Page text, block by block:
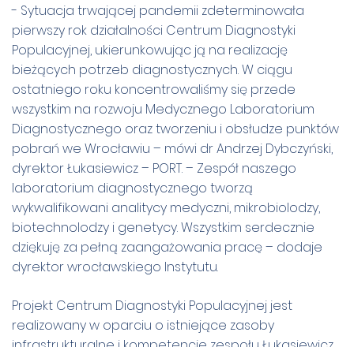
- Sytuacja trwającej pandemii zdeterminowała
pierwszy rok działalności Centrum Diagnostyki
Populacyjnej, ukierunkowując ją na realizację
bieżących potrzeb diagnostycznych. W ciągu
ostatniego roku koncentrowaliśmy się przede
wszystkim na rozwoju Medycznego Laboratorium
Diagnostycznego oraz tworzeniu i obsłudze punktów
pobrań we Wrocławiu­ – mówi dr Andrzej Dybczyński,
dyrektor Łukasiewicz – PORT. – Zespół naszego
laboratorium diagnostycznego tworzą
wykwalifikowani analitycy medyczni, mikrobiolodzy,
biotechnolodzy i genetycy. Wszystkim serdecznie
dziękuję za pełną zaangażowania pracę – dodaje
dyrektor wrocławskiego Instytutu.
Projekt Centrum Diagnostyki Populacyjnej jest
realizowany w oparciu o istniejące zasoby